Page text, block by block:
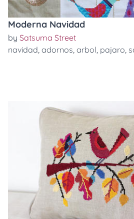
Moderna Navidad
by Satsuma Street
navidad, adornos, arbol, pajaro,